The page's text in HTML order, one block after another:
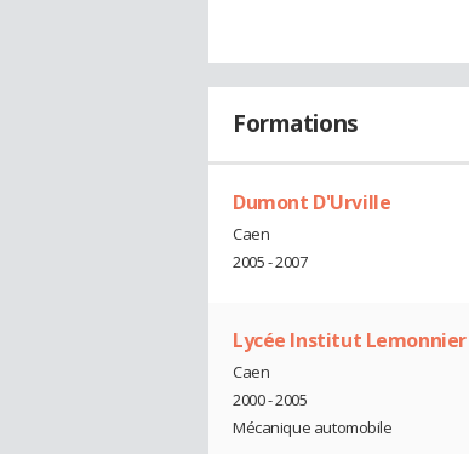
Formations
Dumont D'Urville
Caen
2005 - 2007
Lycée Institut Lemonnier
Caen
2000 - 2005
Mécanique automobile